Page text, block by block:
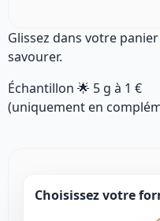
Glissez dans votre
savourer.
Échantillon 🌟 5 g à 1 €
(uniquement en
Choisissez votre